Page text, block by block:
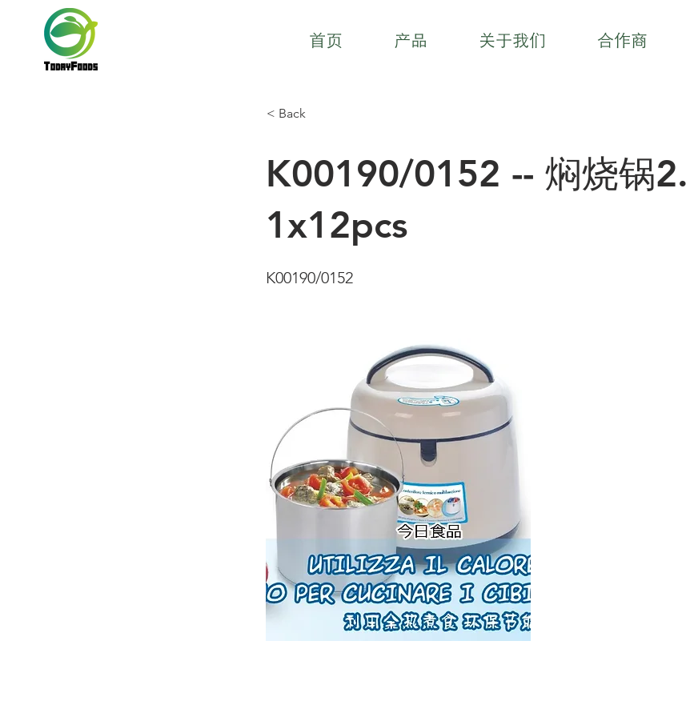
首页 产品 关于我们 合作商
< Back
K00190/0152 -- 焖烧锅
1x12pcs
K00190/0152